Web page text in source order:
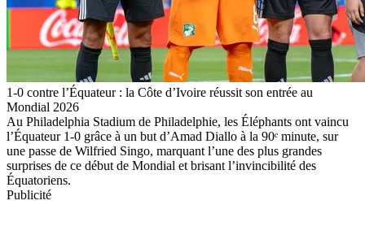
1-0 contre l’Équateur : la Côte d’Ivoire réussit son entrée au
Mondial 2026
Au Philadelphia Stadium de Philadelphie, les Éléphants ont vaincu
l’Équateur 1-0 grâce à un but d’Amad Diallo à la 90ᵉ minute, sur
une passe de Wilfried Singo, marquant l’une des plus grandes
surprises de ce début de Mondial et brisant l’invincibilité des
Équatoriens.
Publicité